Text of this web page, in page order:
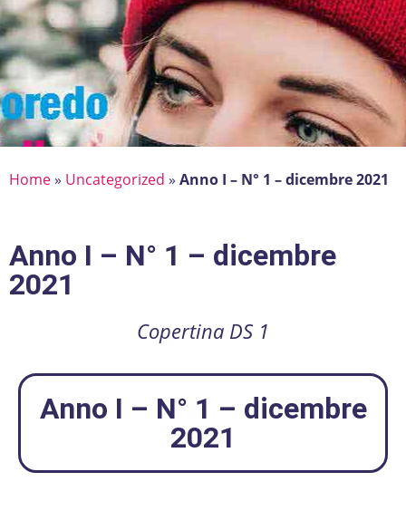
Home» Uncategorized » Anno I – N° 1 – dicembre 2021
Anno I – N° 1 – dicembre
2021
Copertina DS 1
Anno I – N° 1 – dicembre
2021